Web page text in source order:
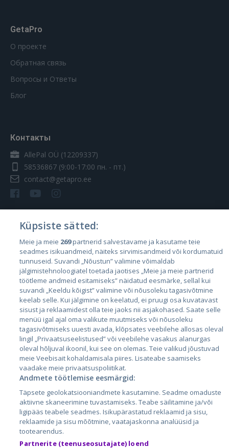
GetaPro
О проекте
Обратная связь
Вопросы и Ответы
Блог
Контакты
AllePal OÜ (12209337)
58536867 (9:00-17:00 пн. - пт.)
contact@getapro.ee
Страны
Эстония
Латвия
Литва
City24.lv
City24.ee
GetaPro.lv
GetaPro.ee
Skelbiu.lt
Autoplius.lt
CVbankas.lt
Kainos.lt
Paslaugos.lt
auto24.ee
Osta.ee
Küpsiste sätted:
Meie ja meie 269partnerid salvestavame ja kasutame teie
seadmes isikuandmeid, näiteks sirvimisandmeid või kordumatuid
tunnuseid. Suvandi „Nõustun” valimine võimaldab
jälgimistehnoloogiatel toetada jaotises „Meie ja meie partnerid
töötleme andmeid esitamiseks” näidatud eesmärke, sellal kui
suvandi „Keeldu kõigist” valimine või nõusoleku tagasivõtmine
keelab selle. Kui jälgimine on keelatud, ei pruugi osa kuvatavast
sisust ja reklaamidest olla teie jaoks nii asjakohased. Saate selle
menüü igal ajal oma valikute muutmiseks või nõusoleku
tagasivõtmiseks uuesti avada, klõpsates veebilehe allosas oleval
lingil „Privaatsuseelistused” või veebilehe vasakus alanurgas
oleval hõljuval ikoonil, kui see on olemas. Teie valikud jõustuvad
meie Veebisait kohaldamisala piires. Lisateabe saamiseks
vaadake meie privaatsuspoliitikat.
Andmete töötlemise eesmärgid:
Täpsete geolokatsiooniandmete kasutamine. Seadme omaduste
aktiivne skaneerimine tuvastamiseks. Teabe säilitamine ja/või
ligipääs teabele seadmes. Isikupärastatud reklaamid ja sisu,
reklaamide ja sisu mõõtmine, vaatajaskonna analüüsid ja
tootearendus.
Partnerite (teenuseosutajate) loend